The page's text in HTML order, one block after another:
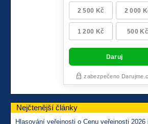
Nejčtenější články
Hlasování veřejnosti o Cenu veřejnosti 2026